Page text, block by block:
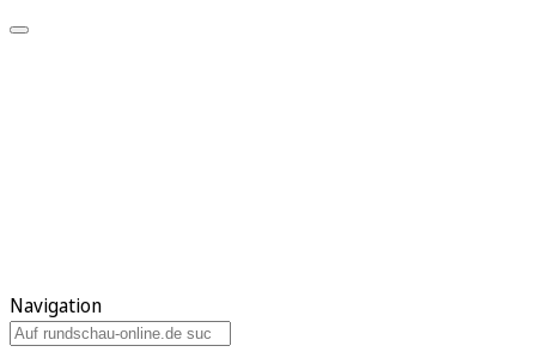
Navigation